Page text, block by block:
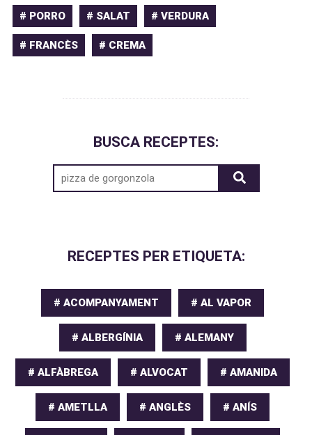
# PORRO # SALAT # VERDURA
# FRANCÈS # CREMA
BUSCA RECEPTES:
RECEPTES PER ETIQUETA:
# ACOMPANYAMENT # AL VAPOR
# ALBERGÍNIA # ALEMANY
# ALFÀBREGA # ALVOCAT # AMANIDA
# AMETLLA # ANGLÈS # ANÍS